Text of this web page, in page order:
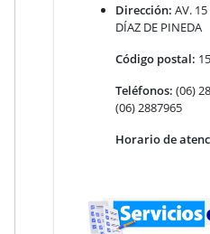
Dirección: AV.
DÍAZ DE PINEDA
Código postal:
Teléfonos: (06)
(06) 2887965
Horario de